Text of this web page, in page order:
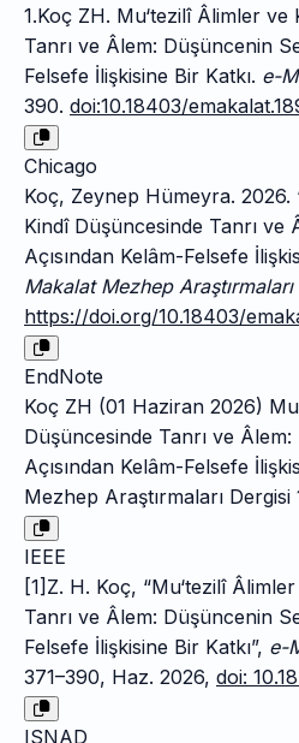
1.Koç ZH. Mu‘tezilî Âlimler ve
Tanrı ve Âlem: Düşüncenin
Felsefe İlişkisine Bir Katkı. e-
390. doi:10.18403/
Chicago
Koç, Zeynep Hümeyra. 2026.
Kindî Düşüncesinde Tanrı ve
Açısından Kelâm-Felsefe
Makalat Mezhep
https://doi.org/10.18403/
EndNote
Koç ZH (01 Haziran 2026)
Düşüncesinde Tanrı ve
Açısından Kelâm-Felsefe
Mezhep Araştırmaları Dergisi
IEEE
[1]Z. H. Koç, “Mu‘tezilî
Tanrı ve Âlem: Düşüncenin
Felsefe İlişkisine Bir Katkı”, e-
371–390, Haz. 2026, doi:
ISNAD